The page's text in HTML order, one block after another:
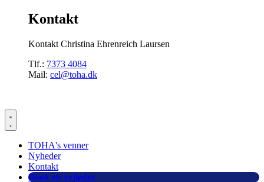
Kontakt
Kontakt Christina Ehrenreich Laursen
Tlf.: 7373 4084
Mail: cel@toha.dk
TOHA's venner
Nyheder
Kontakt
Book en vejleder